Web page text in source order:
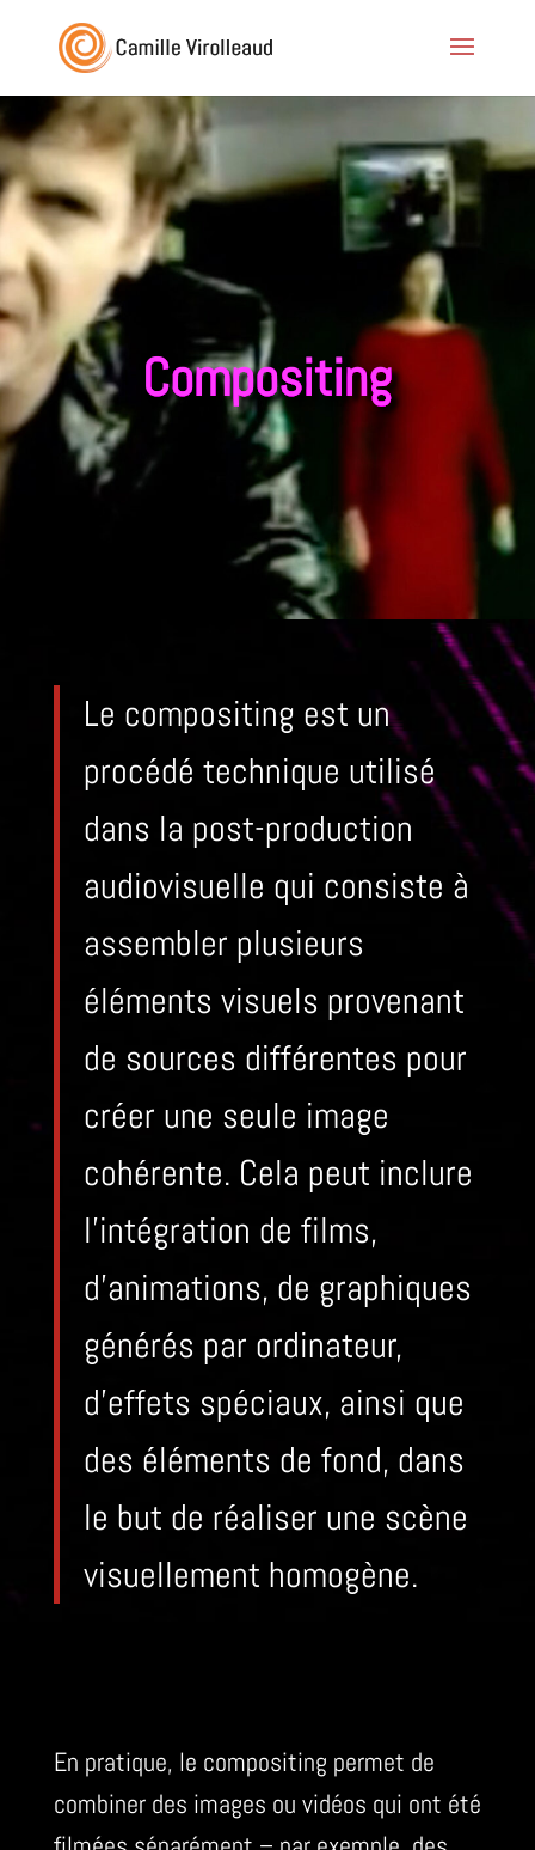
Compositing
Le compositing est un
procédé technique utilisé
dans la post-production
audiovisuelle qui consiste à
assembler plusieurs
éléments visuels provenant
de sources différentes pour
créer une seule image
cohérente. Cela peut inclure
l’intégration de films,
d’animations, de graphiques
générés par ordinateur,
d’effets spéciaux, ainsi que
des éléments de fond, dans
le but de réaliser une scène
visuellement homogène.
En pratique, le compositing permet de
combiner des images ou vidéos qui ont été